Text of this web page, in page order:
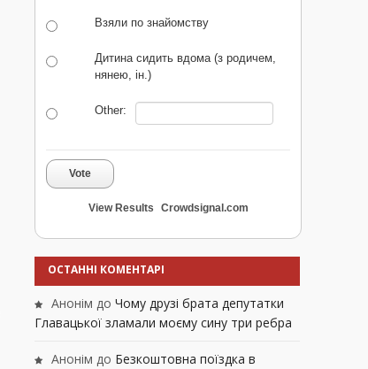
Взяли по знайомству
Дитина сидить вдома (з родичем,
нянею, ін.)
Other:
Vote
View Results Crowdsignal.com
ОСТАННІ КОМЕНТАРІ
Анонім до Чому друзі брата депутатки
Главацької зламали моєму сину три ребра
Анонім до Безкоштовна поїздка в